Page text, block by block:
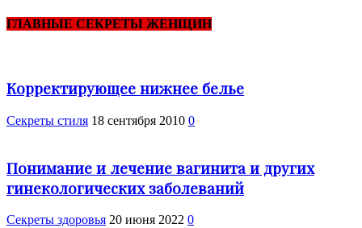
ГЛАВНЫЕ СЕКРЕТЫ ЖЕНЩИН
Корректирующее нижнее белье
Секреты стиля 18 сентября 2010 0
Понимание и лечение вагинита и других
гинекологических заболеваний
Cекреты здоровья 20 июня 2022 0